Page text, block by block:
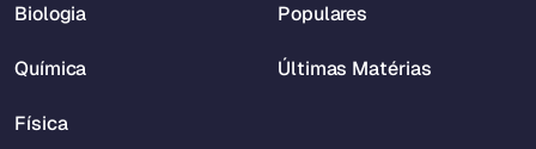
Biologia
Química
Física
Populares
Últimas Matérias